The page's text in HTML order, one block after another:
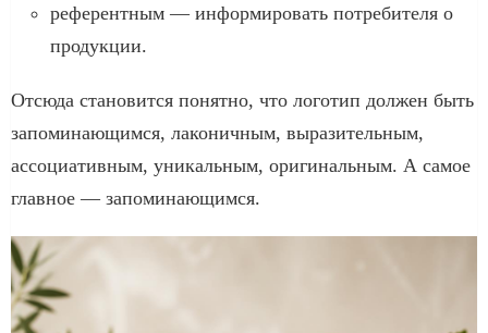
референтным — информировать потребителя о
продукции.
Отсюда становится понятно, что логотип должен быть
запоминающимся, лаконичным, выразительным,
ассоциативным, уникальным, оригинальным. А самое
главное — запоминающимся.